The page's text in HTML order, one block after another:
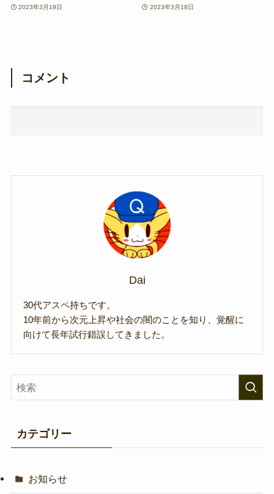
2023年3月19日 2023年3月18日
コメント
Dai
30代アスペ持ちです。
10年前から次元上昇や社会の闇のことを知り、覚醒に
向けて長年試行錯誤してきました。
カテゴリー
お知らせ